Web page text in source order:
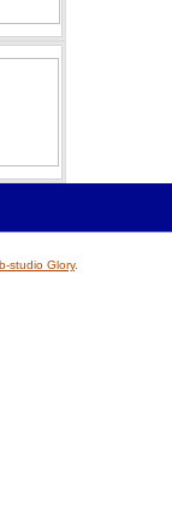
studio Glory.